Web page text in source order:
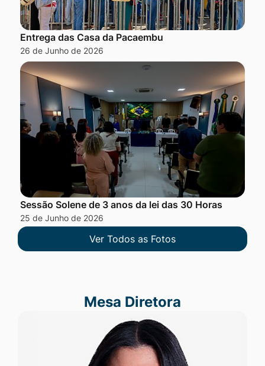
Entrega das Casa da Pacaembu
26 de Junho de 2026
Sessão Solene de 3 anos da lei das 30 Horas
25 de Junho de 2026
Ver Todos as Fotos
Mesa Diretora